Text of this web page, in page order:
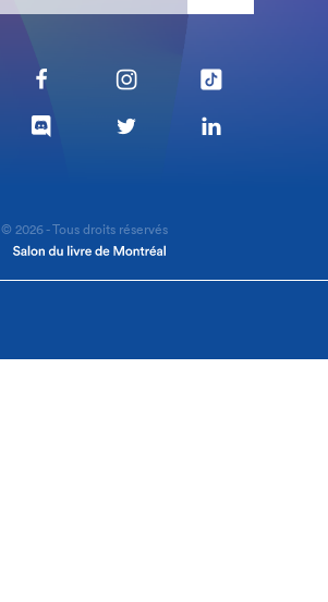
© 2026 - Tous droits réservés